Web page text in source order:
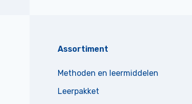
Assortiment
Methoden en leermiddelen
Leerpakket